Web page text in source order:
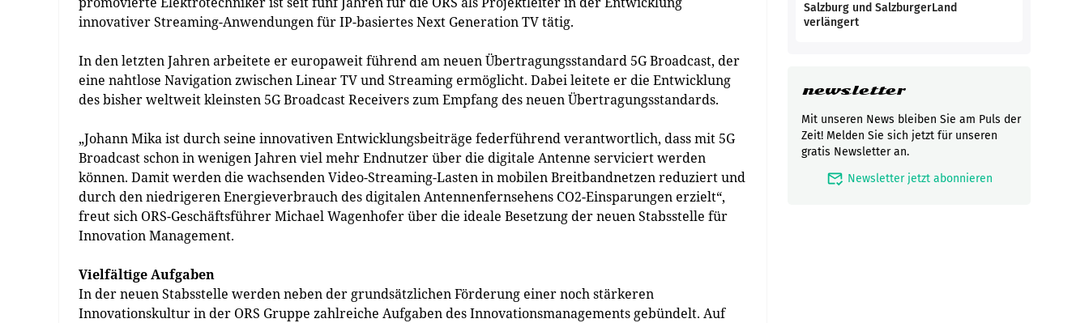
innovativer Streaming-Anwendungen für IP-basiertes Next Generation TV tätig.
In den letzten Jahren arbeitete er europaweit führend am neuen Übertragungsstandard 5G Broadcast, der
eine nahtlose Navigation zwischen Linear TV und Streaming ermöglicht. Dabei leitete er die Entwicklung
des bisher weltweit kleinsten 5G Broadcast Receivers zum Empfang des neuen Übertragungsstandards.
„Johann Mika ist durch seine innovativen Entwicklungsbeiträge federführend verantwortlich, dass mit 5G
Broadcast schon in wenigen Jahren viel mehr Endnutzer über die digitale Antenne serviciert werden
können. Damit werden die wachsenden Video-Streaming-Lasten in mobilen Breitbandnetzen reduziert und
durch den niedrigeren Energieverbrauch des digitalen Antennenfernsehens CO2-Einsparungen erzielt“,
freut sich ORS-Geschäftsführer Michael Wagenhofer über die ideale Besetzung der neuen Stabsstelle für
Innovation Management.
Vielfältige Aufgaben
In der neuen Stabsstelle werden neben der grundsätzlichen Förderung einer noch stärkeren
Innovationskultur in der ORS Gruppe zahlreiche Aufgaben des Innovationsmanagements gebündelt. Auf
Salzburg und SalzburgerLand
verlängert
newsletter
Mit unseren News bleiben Sie am Puls der
Zeit! Melden Sie sich jetzt für unseren
gratis Newsletter an.
mark_email_read Newsletter jetzt abonnieren